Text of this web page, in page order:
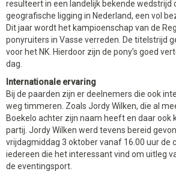
resulteert in een landelijk bekende wedstrijd
geografische ligging in Nederland, een vol
Dit jaar wordt het kampioenschap van de
ponyruiters in Vasse verreden. De titelstrijd
voor het NK. Hierdoor zijn de pony’s goed
dag.
Internationale ervaring
Bij de paarden zijn er deelnemers die ook
weg timmeren. Zoals Jordy Wilken, die al
Boekelo achter zijn naam heeft en daar ook
partij. Jordy Wilken werd tevens bereid
vrijdagmiddag 3 oktober vanaf 16.00 uur de
iedereen die het interessant vind om uitleg
de eventingsport.